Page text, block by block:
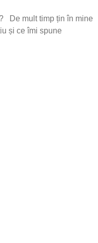
De mult timp țin în mine
și ce îmi spune